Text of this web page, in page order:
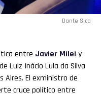
Dante Sica
entre Javier Milei y
Luiz Inácio Lula da Silva
Aires. El exministro de
cruce político entre